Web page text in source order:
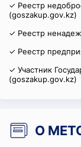
✓ Реестр
(goszakup.gov.kz)
✓ Реестр
✓ Реестр
✓ Участник
(goszakup.gov.kz)
О